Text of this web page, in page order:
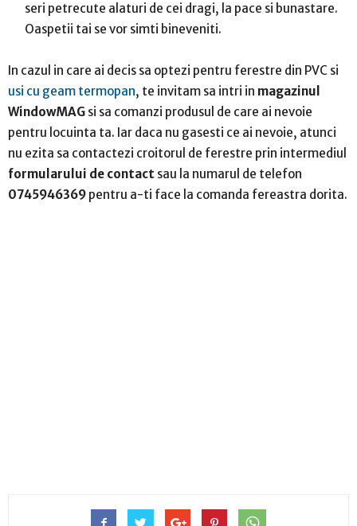
seri petrecute alaturi de cei dragi, la pace si bunastare.
Oaspetii tai se vor simti bineveniti.
In cazul in care ai decis sa optezi pentru ferestre din PVC si
usi cu geam termopan, te invitam sa intri in magazinul
WindowMAG si sa comanzi produsul de care ai nevoie
pentru locuinta ta. Iar daca nu gasesti ce ai nevoie, atunci
nu ezita sa contactezi croitorul de ferestre prin intermediul
formularului de contact sau la numarul de telefon
0745946369 pentru a-ti face la comanda fereastra dorita.